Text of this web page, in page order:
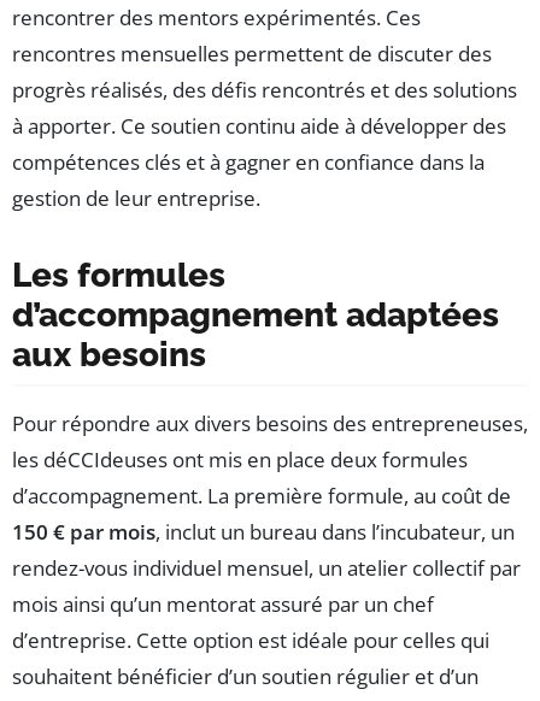
rencontrer des mentors expérimentés. Ces
rencontres mensuelles permettent de discuter des
progrès réalisés, des défis rencontrés et des solutions
à apporter. Ce soutien continu aide à développer des
compétences clés et à gagner en confiance dans la
gestion de leur entreprise.
Les formules
d’accompagnement adaptées
aux besoins
Pour répondre aux divers besoins des entrepreneuses,
les déCCIdeuses ont mis en place deux formules
d’accompagnement. La première formule, au coût de
150 € par mois, inclut un bureau dans l’incubateur, un
rendez-vous individuel mensuel, un atelier collectif par
mois ainsi qu’un mentorat assuré par un chef
d’entreprise. Cette option est idéale pour celles qui
souhaitent bénéficier d’un soutien régulier et d’un